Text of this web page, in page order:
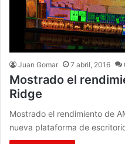
Juan Gomar 7 abril, 2016
Mostrado el
Ridge
Mostrado el rendimiento de
nueva plataforma de